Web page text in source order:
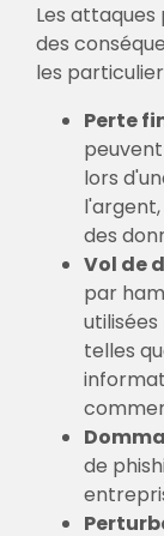
Les
des
les
Perte
lors
des
Vol de
par
telles
de